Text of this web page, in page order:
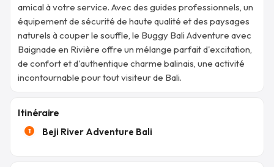
amical à votre service. Avec des guides professionnels, un
équipement de sécurité de haute qualité et des paysages
naturels à couper le souffle, le Buggy Bali Adventure avec
Baignade en Rivière offre un mélange parfait d'excitation,
de confort et d'authentique charme balinais, une activité
incontournable pour tout visiteur de Bali.
Itinéraire
1 Beji River Adventure Bali